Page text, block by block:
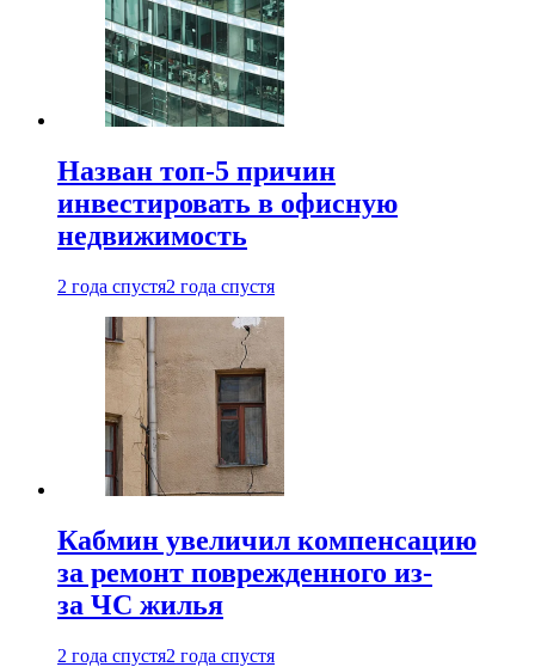
Назван топ-5 причин
инвестировать в офисную
недвижимость
2 года спустя2 года спустя
Кабмин увеличил компенсацию
за ремонт поврежденного из-
за ЧС жилья
2 года спустя2 года спустя